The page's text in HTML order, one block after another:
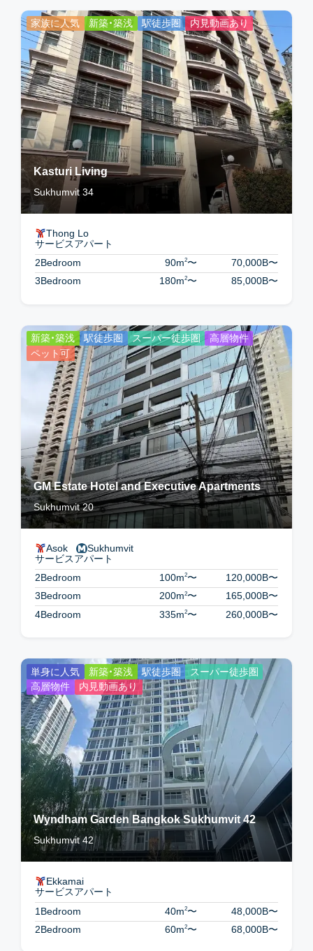
家族に人気 新築・築浅 駅徒歩圏 内見動画あり
Kasturi Living
Sukhumvit 34
Thong Lo
サービスアパート
2Bedroom
90m2〜 70,000B〜
3Bedroom
180m2〜 85,000B〜
新築・築浅 駅徒歩圏 スーパー徒歩圏
高層物件
ペット可
GM Estate Hotel and Executive Apartments
Sukhumvit 20
Asok Sukhumvit
サービスアパート
2Bedroom
100m2〜 120,000B〜
3Bedroom
200m2〜 165,000B〜
4Bedroom
335m2〜 260,000B〜
単身に人気 新築・築浅 駅徒歩圏
スーパー徒歩圏
高層物件
内見動画あり
Wyndham Garden Bangkok Sukhumvit 42
Sukhumvit 42
Ekkamai
サービスアパート
1Bedroom
40m2〜 48,000B〜
2Bedroom
60m2〜 68,000B〜